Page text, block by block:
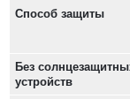
Способ защиты
Без
устройств